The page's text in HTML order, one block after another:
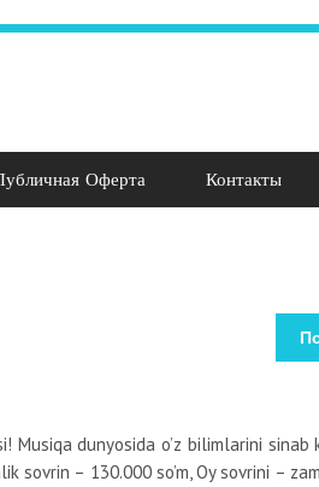
Оферта Контакты
Musiqa dunyosida o’z bilimlarini
– 130.000 so’m, Oy sovrini –